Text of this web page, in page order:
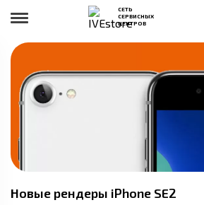
СЕТЬ
СЕРВИСНЫХ
ЦЕНТРОВ
Новые рендеры iPhone SE2